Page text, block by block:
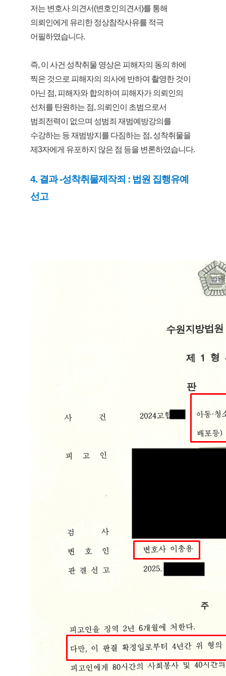
저는 변호사 의견서(변호인의견서)를 통해
의뢰인에게 유리한 정상참작사유를 적극
어필하였습니다.
즉, 이 사건 성착취물 영상은 피해자의 동의 하에
찍은 것으로 피해자의 의사에 반하여 촬영한 것이
아닌 점, 피해자와 합의하여 피해자가 의뢰인의
선처를 탄원하는 점, 의뢰인이 초범으로서
범죄전력이 없으며 성범죄 재범예방강의를
수강하는 등 재범방지를 다짐하는 점, 성착취물을
제3자에게 유포하지 않은 점 등을 변론하였습니다.
4. 결과 -성착취물제작죄 : 법원 집행유예
선고